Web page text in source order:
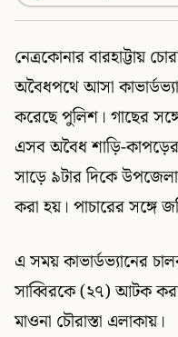
নেত্রকোনার বারহাট্টায়
অবৈধপথে আসা
করেছে পুলিশ। গাছের
এসব অবৈধ শাড়ি-
সাড়ে ৯টার দিকে
করা হয়। পাচারের
এ সময় কাভার্ডভ্যানের
সাব্বিরকে (২৭) আটক
মাওনা চৌরাস্তা এলাকায়।